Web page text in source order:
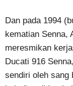
Dan pada 1994
kematian Senna,
meresmikan
Ducati 916
sendiri oleh sang